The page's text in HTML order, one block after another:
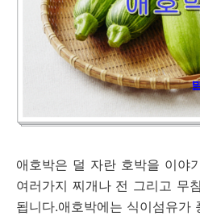
애호박은 덜 자란 호박을 이야
여러가지 찌개나 전 그리고 무
됩니다.애호박에는 식이섬유가